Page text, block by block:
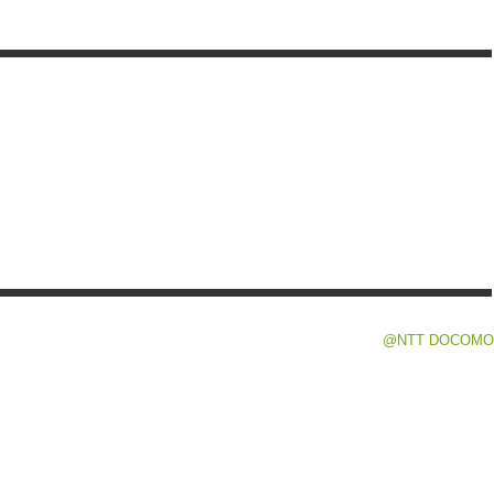
@NTT DOCOMO